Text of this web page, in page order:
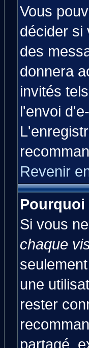
Vous
décider si
des
donnera
invités
l'envoi
Revenir
Si vous
chaque
une
rester
partagé,